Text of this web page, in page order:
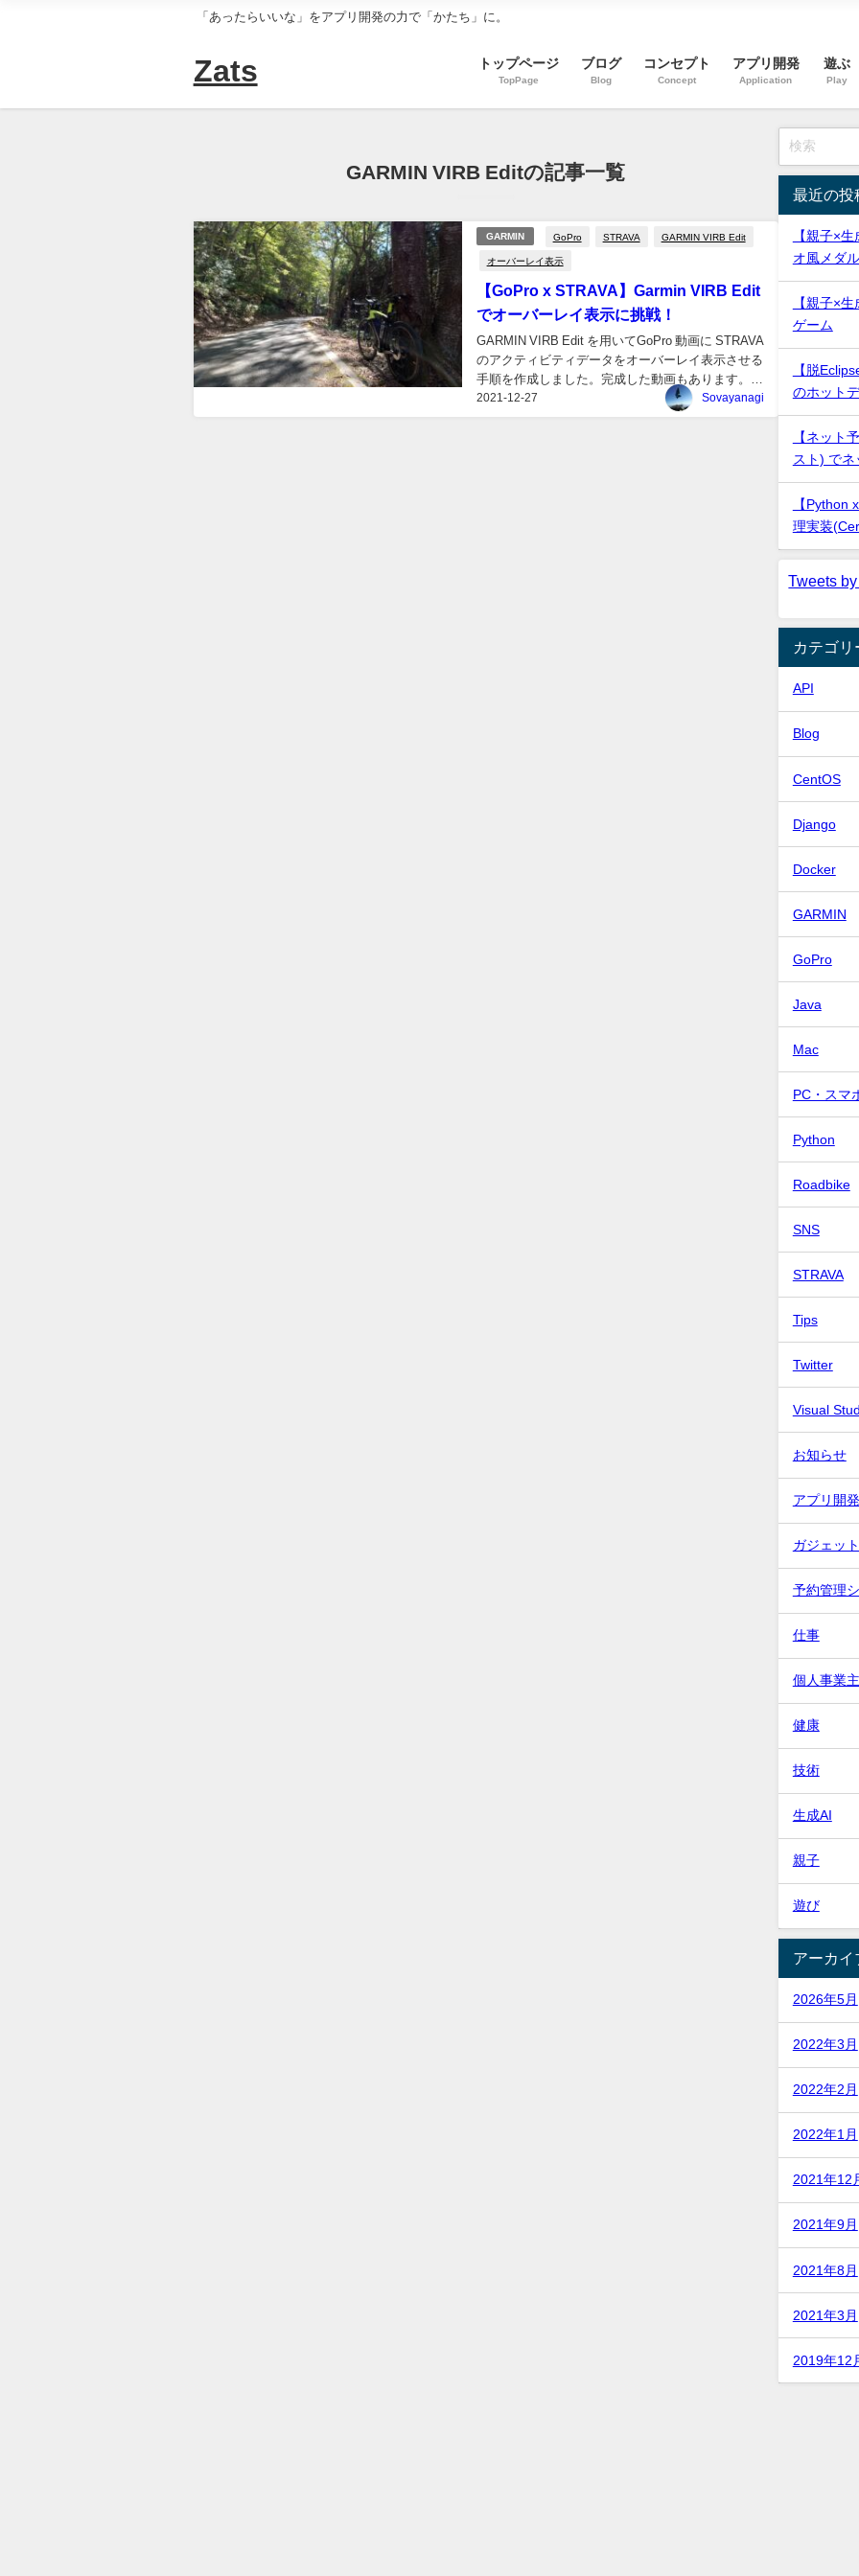
「あったらいいな」をアプリ開発の力で「かたち」に。
Zats トップページ
TopPage
ブログ
Blog
コンセプト
Concept
アプリ開発
Application
遊ぶ
Play
GARMIN VIRB Editの記事一覧
GARMIN GoPro STRAVA GARMIN VIRB Edit
オーバーレイ表示
【GoPro x STRAVA】Garmin VIRB Edit
でオーバーレイ表示に挑戦！
2021-12-27
GARMIN VIRB Edit を用いてGoPro 動画に STRAVA
のアクティビティデータをオーバーレイ表示させる
手順を作成しました。完成した動画もあります。ご
参考になれば嬉しいです。...
Sovayanagi
最近の投
【親子×
オ風メダ
【親子×
ゲーム
【脱
のホット
【ネット
スト) で
【Python
理実装
Tweets
カテゴリ
API
Blog
CentOS
Django
Docker
GARMIN
GoPro
Java
Mac
PC・スマ
Python
Roadbike
SNS
STRAVA
Tips
Twitter
Visual
お知らせ
アプリ開発
ガジェット
予約管理
仕事
個人事業主
健康
技術
生成AI
親子
遊び
アーカイ
2026年5月
2022年3月
2022年2月
2022年1月
2021年12
2021年9月
2021年8月
2021年3月
2019年12